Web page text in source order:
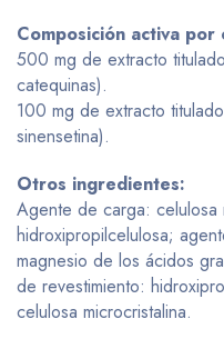
Composición activa por
500 mg de extracto
catequinas).
100 mg de extracto
sinensetina).
Otros ingredientes:
Agente de carga: celulosa
hidroxipropilcelulosa;
magnesio de los ácidos
de revestimiento:
celulosa microcristalina.